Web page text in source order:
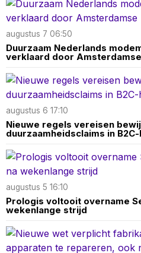
augustus 7 06:50
Duurzaam Nederlands
verklaard door
augustus 6 17:10
Nieuwe regels vereisen
duurzaamheidsclaims in
augustus 5 16:10
Prologis voltooit overname
wekenlange strijd